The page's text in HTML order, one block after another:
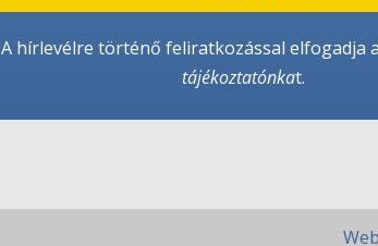
A hírlevélre történő feliratkozással elfogadja
tájékoztatónkat.